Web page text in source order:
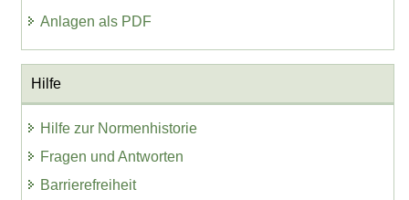
Anlagen als PDF
Hilfe
Hilfe zur Normenhistorie
Fragen und Antworten
Barrierefreiheit